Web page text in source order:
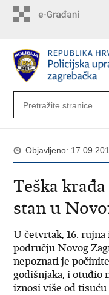
Objavljeno:
Teška
stan u
U četvrtak, 16. rujna
području Novog
nepoznati je
godišnjaka, i otuđio
iznosi više od tisuću